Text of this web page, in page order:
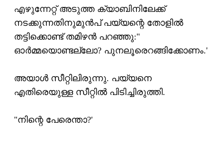
എഴുന്നേറ്റ് അടുത്ത ക്യാബിനിലേക്ക്
നടക്കുന്നതിനുമുന്‍പ് പയ്യന്റെ തോളില്‍
തട്ടിക്കൊണ്ട് തമിഴന്‍ പറഞ്ഞു:"
ഓര്‍മ്മയൊണ്ടല്ലോ? പുനലൂരെറങ്ങിക്കോണം.'
അയാള്‍ സീറ്റിലിരുന്നു. പയ്യനെ
എതിരെയുള്ള സീറ്റില്‍ പിടിച്ചിരുത്തി.
"നിന്റെ പേരെന്താ?'